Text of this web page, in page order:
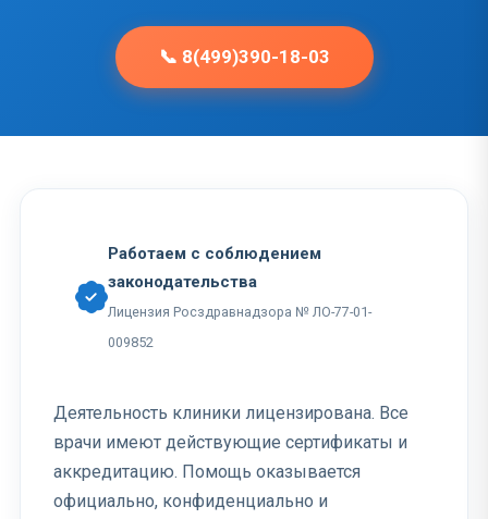
📞 8(499)390-18-03
Работаем с соблюдением
законодательства
Лицензия Росздравнадзора № ЛО-77-01-
009852
Деятельность клиники лицензирована. Все
врачи имеют действующие сертификаты и
аккредитацию. Помощь оказывается
официально, конфиденциально и